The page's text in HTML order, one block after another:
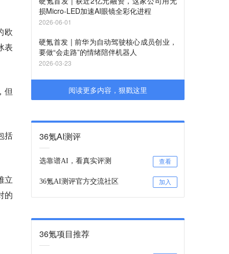
欧
表
但
括
立
的
损Micro-LED加速AI眼镜全彩化进程
2026-06-01
硬氪首发 | 前华为自动驾驶核心成员创业，
要做“会走路”的情绪陪伴机器人
2026-03-23
阅读更多内容，狠戳这里
36氪AI测评
选靠谱AI，看真实评测 查看
36氪AI测评官方交流社区 加入
36氪项目推荐